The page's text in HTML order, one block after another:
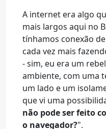
A internet era algo
mais largos aqui no
tínhamos conexão de
cada vez mais
- sim, eu era um
ambiente, com uma
um lado e um
que vi uma
não pode ser feito
o navegador?".